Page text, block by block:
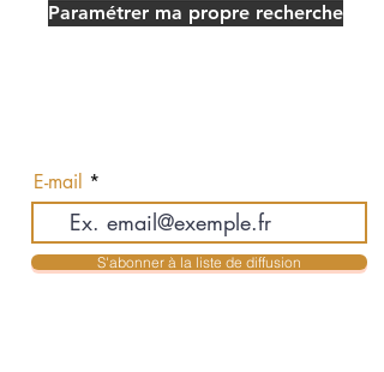
Paramétrer ma propre recherche
E-mail
S'abonner à la liste de diffusion